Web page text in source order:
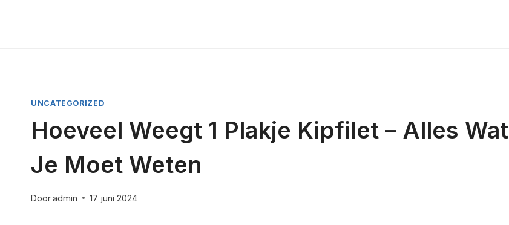
UNCATEGORIZED
Hoeveel Weegt 1 Plakje Kipfilet – Alles Wat
Je Moet Weten
Dooradmin 17 juni 2024